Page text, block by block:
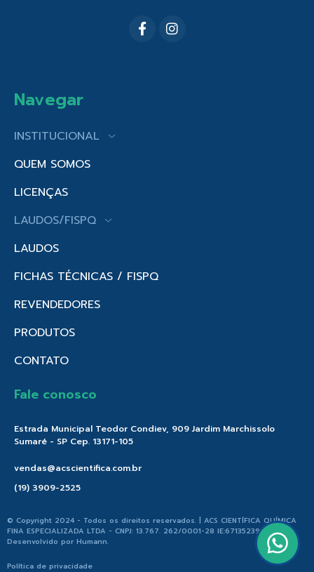
Navegar
INSTITUCIONAL
QUEM SOMOS
LICENÇAS
LAUDOS/FISPQ
LAUDOS
FICHAS TÉCNICAS / FISPQ
REVENDEDORES
PRODUTOS
CONTATO
Fale conosco
Estrada Municipal Teodor Condiev, 909 Jardim Marchissolo
Sumaré - SP Cep. 13171-105
vendas@acscientifica.com.br
(19) 3909-2525
© Copyright 2024 - Todos os direitos reservados. | ACS CIENTÍFICA QUÍMICA
FINA ESPECIALIZADA LTDA - CNPJ: 13.767. 262/0001-28 IE:671352396.176 |
Desenvolvido por Humann.
Política de privacidade